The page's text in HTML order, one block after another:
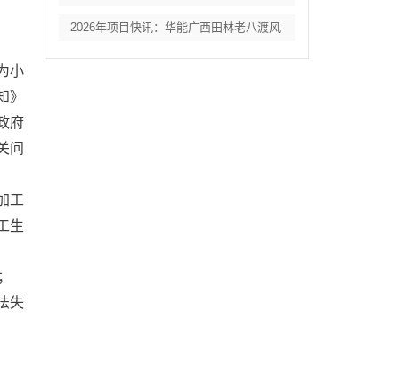
小
》
府
问
工
生
失
2026年项目快讯：华能广西田林老八渡风